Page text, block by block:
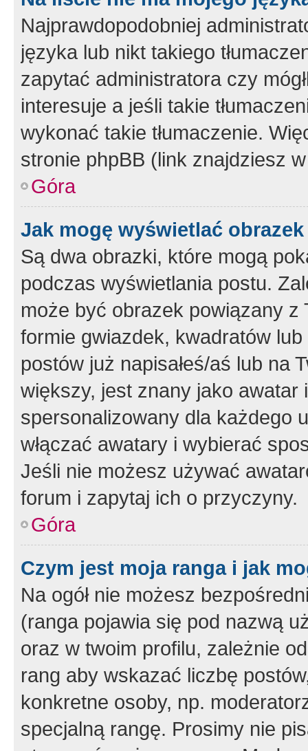
Najprawdopodobniej
języka lub nikt takiego
zapytać administratora czy
interesuje a jeśli takie
wykonać takie tłumaczenie.
stronie phpBB (link znajdziesz
Góra
Jak mogę wyświetlać
Są dwa obrazki, które mogą
podczas wyświetlania postu.
może być obrazek powiązany z
formie gwiazdek, kwadratów
postów już napisałeś/aś lub na
większy, jest znany jako
spersonalizowany dla każdego
włączać awatary i wybierać
Jeśli nie możesz używać
forum i zapytaj ich o przyczyny.
Góra
Czym jest moja ranga i jak
Na ogół nie możesz
(ranga pojawia się pod nazwą
oraz w twoim profilu, zależnie
rang aby wskazać liczbę
konkretne osoby, np.
specjalną rangę. Prosimy nie